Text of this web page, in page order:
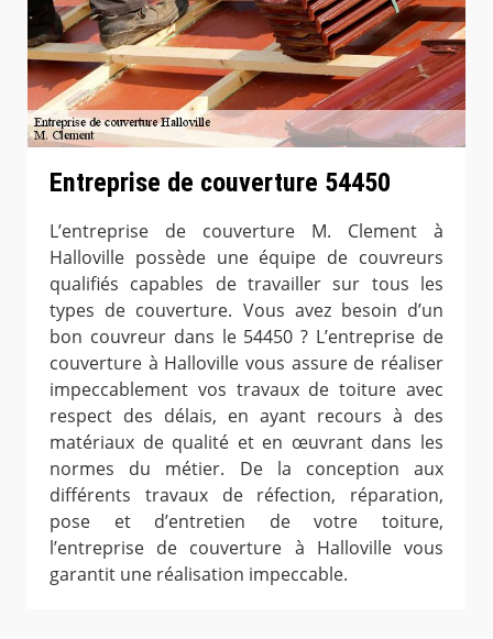
Entreprise de couverture 54450
L’entreprise de couverture M. Clement à
Halloville possède une équipe de couvreurs
qualifiés capables de travailler sur tous les
types de couverture. Vous avez besoin d’un
bon couvreur dans le 54450 ? L’entreprise de
couverture à Halloville vous assure de réaliser
impeccablement vos travaux de toiture avec
respect des délais, en ayant recours à des
matériaux de qualité et en œuvrant dans les
normes du métier. De la conception aux
différents travaux de réfection, réparation,
pose et d’entretien de votre toiture,
l’entreprise de couverture à Halloville vous
garantit une réalisation impeccable.